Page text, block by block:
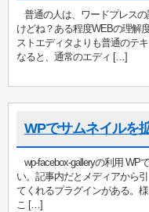
普通の人は、ワードプレス
けどね？ある程度WEBの理解
ストエディタよりも普通のテ
なると、通常のエディ […]
WPでサムネイルを
wp-facebox-galleryの利用
い。記事内だとメディアから
てくれるプラグインがある。
こ […]